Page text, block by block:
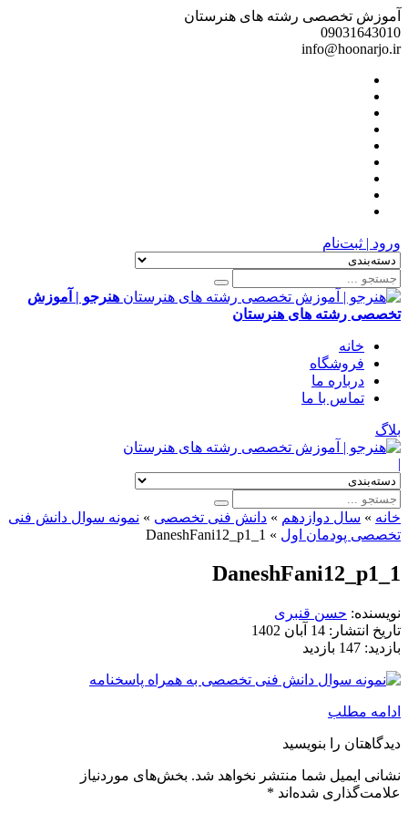
آموزش تخصصی رشته های هنرستان
09031643010
info@hoonarjo.ir
ورود | ثبت‌نام
هنرجو | آموزش
تخصصی رشته های هنرستان
خانه
فروشگاه
درباره ما
تماس با ما
بلاگ
|
خانه » سال دوازدهم » دانش فنی تخصصی » نمونه سوال دانش فنی
تخصصی پودمان اول »
DaneshFani12_p1_1
DaneshFani12_p1_1
نویسنده: حسن قنبری
تاریخ انتشار: 14 آبان 1402
بازدید: 147 بازدید
ادامه مطلب
دیدگاهتان را بنویسید
نشانی ایمیل شما منتشر نخواهد شد. بخش‌های موردنیاز
علامت‌گذاری شده‌اند *